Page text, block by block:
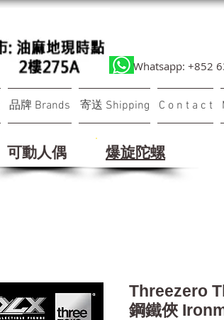
Whatsapp: +852
品牌 Brands 寄送 Shipping C o n t a c t
可動人偶 ​爆旋陀螺
Threezero
鋼鐵俠